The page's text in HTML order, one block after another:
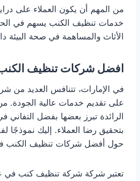
من المهم أن يكون العملاء على
خدمات تنظيف الكنب يسهم في
الأثاث والمساهمة في صحة البيئة
افضل شركات تنظيف
في الإمارات، تتنافس العديد من
على تقديم خدمات عالية الجودة.
الرائدة تبرز بعضها بفضل التفاني
بتحقيق رضا العملاء. إليك نموذجًا
حول أفضل شركات تنظيف الكنب
تعتبر شركة شركة تنظيف كنب في